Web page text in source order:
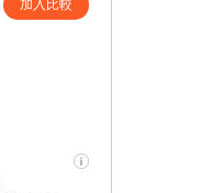
加入比較